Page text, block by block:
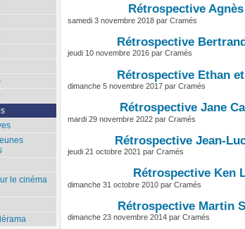
Rétrospective
samedi 3 novembre 2018 par Cramés
Rétrospective
jeudi 10 novembre 2016 par Cramés
Rétrospective Ethan
dimanche 5 novembre 2017 par Cramés
Rétrospective Jane
mardi 29 novembre 2022 par Cramés
Rétrospective Jean-
jeudi 21 octobre 2021 par Cramés
Rétrospective Ken
dimanche 31 octobre 2010 par Cramés
Rétrospective Martin
dimanche 23 novembre 2014 par Cramés
le cinéma